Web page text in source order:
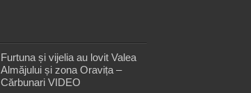
Furtuna și vijelia au lovit Valea
Almăjului și zona Oravița –
Cărbunari VIDEO